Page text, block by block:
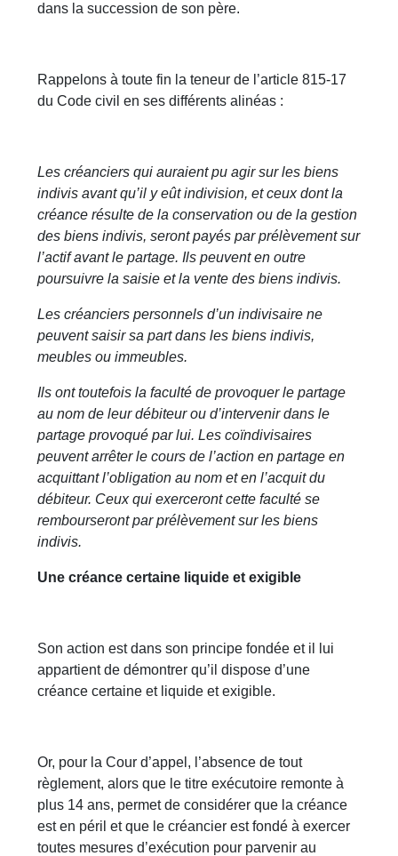
dans la succession de son père.
Rappelons à toute fin la teneur de l’article 815-17
du Code civil en ses différents alinéas :
Les créanciers qui auraient pu agir sur les biens
indivis avant qu’il y eût indivision, et ceux dont la
créance résulte de la conservation ou de la gestion
des biens indivis, seront payés par prélèvement sur
l’actif avant le partage. Ils peuvent en outre
poursuivre la saisie et la vente des biens indivis.
Les créanciers personnels d’un indivisaire ne
peuvent saisir sa part dans les biens indivis,
meubles ou immeubles.
Ils ont toutefois la faculté de provoquer le partage
au nom de leur débiteur ou d’intervenir dans le
partage provoqué par lui. Les coïndivisaires
peuvent arrêter le cours de l’action en partage en
acquittant l’obligation au nom et en l’acquit du
débiteur. Ceux qui exerceront cette faculté se
rembourseront par prélèvement sur les biens
indivis.
Une créance certaine liquide et exigible
Son action est dans son principe fondée et il lui
appartient de démontrer qu’il dispose d’une
créance certaine et liquide et exigible.
Or, pour la Cour d’appel, l’absence de tout
règlement, alors que le titre exécutoire remonte à
plus 14 ans, permet de considérer que la créance
est en péril et que le créancier est fondé à exercer
toutes mesures d’exécution pour parvenir au